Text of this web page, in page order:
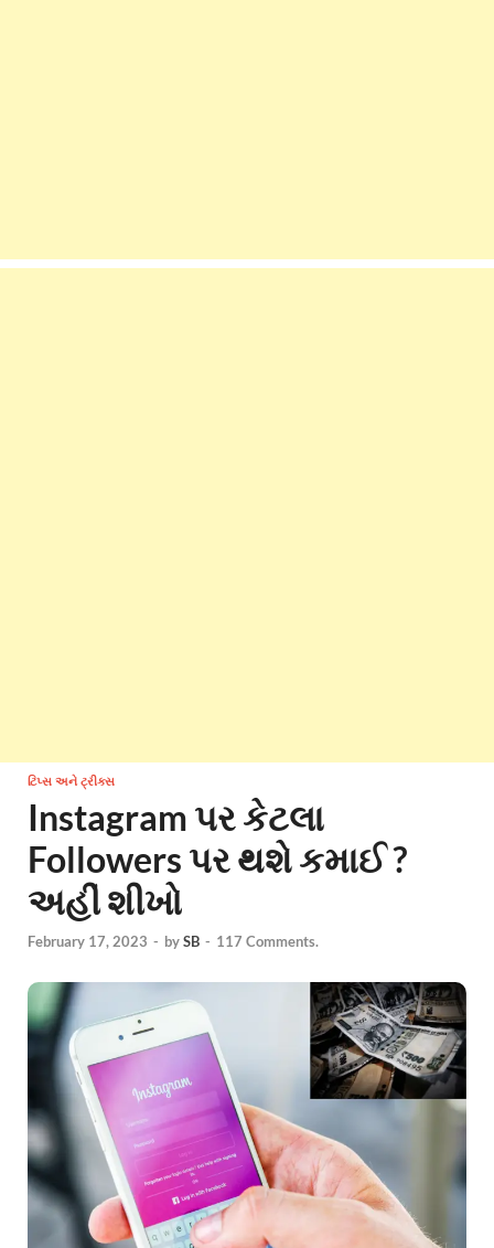
ટિપ્સ અને ટ્રીક્સ
Instagram પર કેટલા
Followers પર થશે કમાઈ ?
અહીં શીખો
February 17, 2023 - bySB - 117 Comments.